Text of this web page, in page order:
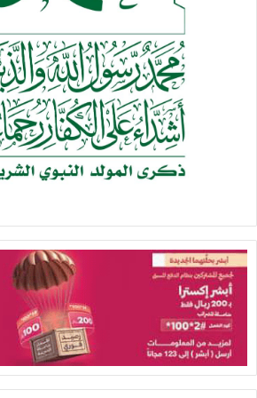
صيرمي همهوم (قاضع رقب) داعس خشوم
بالوغى مولع ومنهــوم شــامخ مــا يضام
مونة المشــروم عنــــده مراميهــــــا حتوم
والطرف والزبن محزوم مــن شرقي وشام.